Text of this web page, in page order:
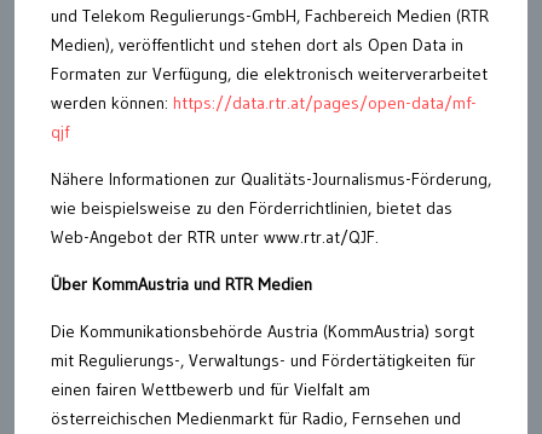
und Telekom Regulierungs-GmbH, Fachbereich Medien (RTR
Medien), veröffentlicht und stehen dort als Open Data in
Formaten zur Verfügung, die elektronisch weiterverarbeitet
werden können: https://data.rtr.at/pages/open-data/mf-
qjf
Nähere Informationen zur Qualitäts-Journalismus-Förderung,
wie beispielsweise zu den Förderrichtlinien, bietet das
Web-Angebot der RTR unter www.rtr.at/QJF.
Über KommAustria und RTR Medien
Die Kommunikationsbehörde Austria (KommAustria) sorgt
mit Regulierungs-, Verwaltungs- und Fördertätigkeiten für
einen fairen Wettbewerb und für Vielfalt am
österreichischen Medienmarkt für Radio, Fernsehen und